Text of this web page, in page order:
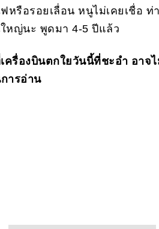
หรือรอยเลื่อน หนูไม่เคยเชื่อ
หญ่นะ พูดมา 4-5 ปีแล้ว
รื่องบินตกใยวันนี้ที่ชะอำ อาจ
ารอ่าน